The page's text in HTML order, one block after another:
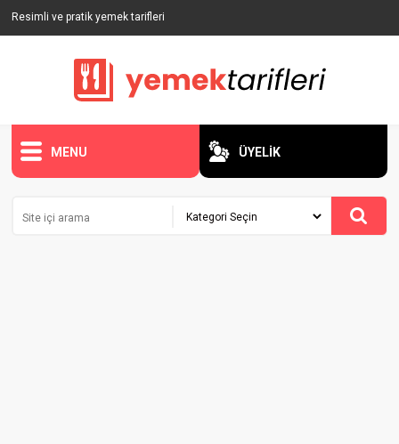
Resimli ve pratik yemek tarifleri
MENU ÜYELİK